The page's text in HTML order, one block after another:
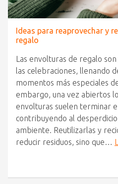
Ideas para reaprovechar y
regalo
Las envolturas de regalo
las celebraciones, llenando
momentos más especiales
embargo, una vez abiertos
envolturas suelen terminar
contribuyendo al
ambiente. Reutilizarlas y
reducir residuos, sino que…